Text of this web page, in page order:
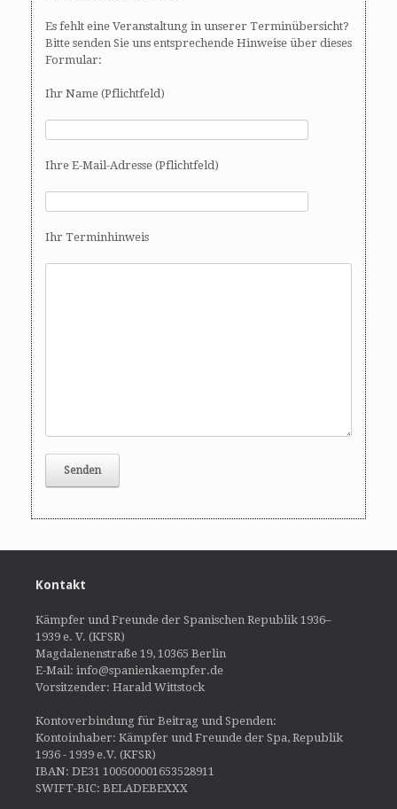
Es fehlt eine Veranstaltung in unserer Terminübersicht?
Bitte senden Sie uns entsprechende Hinweise über dieses
Formular:
Ihr Name (Pflichtfeld)
Ihre E-Mail-Adresse (Pflichtfeld)
Ihr Terminhinweis
Kontakt
Kämpfer und Freunde der Spanischen Republik 1936–
1939 e. V. (KFSR)
Magdalenenstraße 19, 10365 Berlin
E-Mail: info@spanienkaempfer.de
Vorsitzender: Harald Wittstock
Kontoverbindung für Beitrag und Spenden:
Kontoinhaber: Kämpfer und Freunde der Spa, Republik
1936 - 1939 e.V. (KFSR)
IBAN: DE31 100500001653528911
SWIFT-BIC: BELADEBEXXX